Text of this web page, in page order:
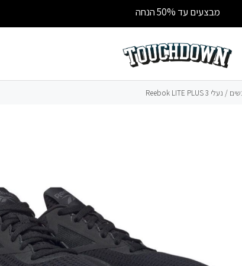
מבצעים עד 50% הנחה
/ נעלי Reebok LITE PLUS 3